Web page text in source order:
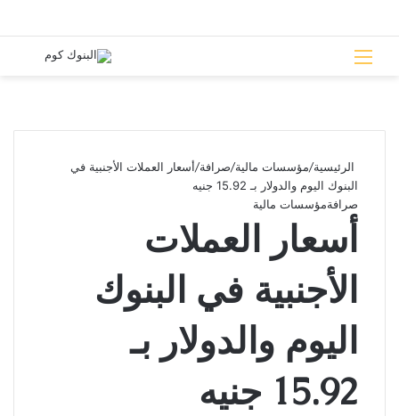
القائمة
الرئيسية/مؤسسات مالية/صرافة/أسعار العملات الأجنبية في
البنوك اليوم والدولار بـ 15.92 جنيه
صرافةمؤسسات مالية
أسعار العملات
الأجنبية في البنوك
اليوم والدولار بـ
15.92 جنيه